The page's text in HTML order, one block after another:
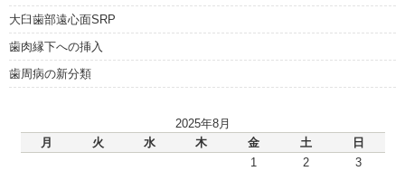
大臼歯部遠心面SRP
歯肉縁下への挿入
歯周病の新分類
2025年8月
月
火 水 木 金 土 日
1 2
3